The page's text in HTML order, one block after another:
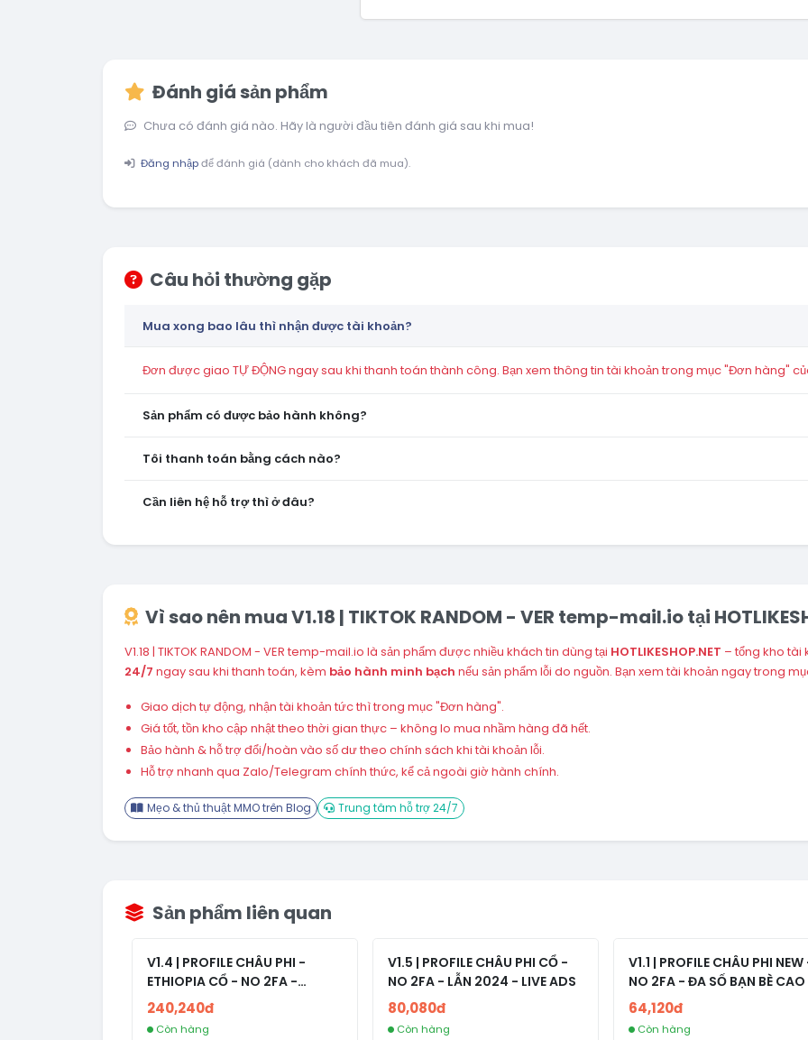
Đánh giá sản phẩm
Chưa có đánh giá nào. Hãy là người đầu tiên đánh giá sau khi mua!
Đăng nhậpđể đánh giá (dành cho khách đã mua).
Câu hỏi thường gặp
Mua xong bao lâu thì nhận được tài khoản?
Đơn được giao TỰ ĐỘNG ngay sau khi thanh toán thành công. Bạn xem thông tin tài khoản trong mục "Đơn hàng"
Sản phẩm có được bảo hành không?
Tôi thanh toán bằng cách nào?
Cần liên hệ hỗ trợ thì ở đâu?
Vì sao nên mua V1.18 | TIKTOK RANDOM - VER temp-mail.io tại
V1.18 | TIKTOK RANDOM - VER temp-mail.io là sản phẩm được nhiều khách tin dùng tại HOTLIKESHOP.NET – tổng kho tài
24/7 ngay sau khi thanh toán, kèm bảo hành minh bạch nếu sản phẩm lỗi do nguồn. Bạn xem tài khoản ngay trong
Giao dịch tự động, nhận tài khoản tức thì trong mục "Đơn hàng".
Giá tốt, tồn kho cập nhật theo thời gian thực – không lo mua nhầm hàng đã hết.
Bảo hành & hỗ trợ đổi/hoàn vào số dư theo chính sách khi tài khoản lỗi.
Hỗ trợ nhanh qua Zalo/Telegram chính thức, kể cả ngoài giờ hành chính.
Mẹo & thủ thuật MMO trên Blog Trung tâm hỗ trợ 24/7
Sản phẩm liên quan
V1.4 | PROFILE CHÂU PHI -
ETHIOPIA CỔ - NO 2FA -
RANDOM BẠN BÈ
240,240đ
Còn hàng
V1.5 | PROFILE CHÂU PHI CỔ -
NO 2FA - LẪN 2024 - LIVE ADS
80,080đ
Còn hàng
V1.1 | PROFILE CHÂU PHI
NO 2FA - ĐA SỐ BẠN BÈ CAO
64,120đ
Còn hàng